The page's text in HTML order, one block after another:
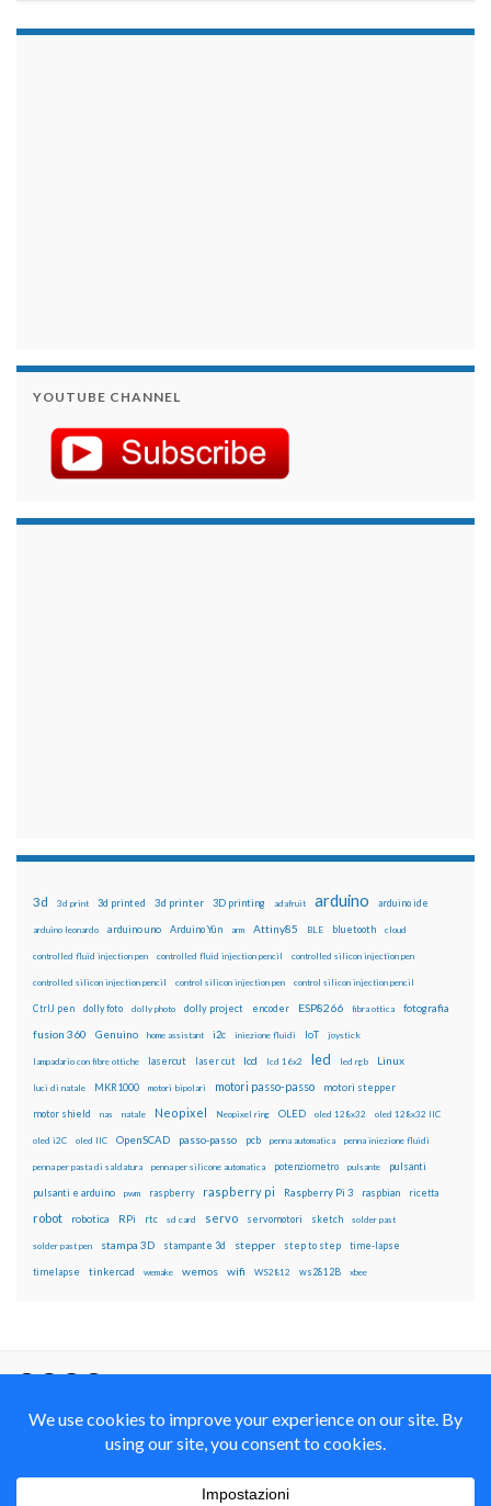
YOUTUBE CHANNEL
3d 3d print 3d printed 3d printer 3D printing adafruit arduino arduino ide
arduino leonardo arduino uno Arduino Yún arm Attiny85 BLE bluetooth cloud
controlled fluid injection pen controlled fluid injection pencil controlled silicon injection pen
controlled silicon injection pencil control silicon injection pen control silicon injection pencil
CtrlJ pen dolly foto dolly photo dolly project encoder ESP8266 fibra ottica fotografia
fusion 360 Genuino home assistant i2c iniezione fluidi IoT joystick
lampadario con fibre ottiche lasercut laser cut lcd lcd 16x2 led led rgb Linux
luci di natale MKR1000 motori bipolari motori passo-passo motori stepper
motor shield nas natale Neopixel Neopixel ring OLED oled 128x32 oled 128x32 IIC
oled i2C oled IIC OpenSCAD passo-passo pcb penna automatica penna iniezione fluidi
penna per pasta di saldatura penna per silicone automatica potenziometro pulsante pulsanti
pulsanti e arduino pwm raspberry raspberry pi Raspberry Pi 3 raspbian ricetta
robot robotica RPi rtc sd card servo servomotori sketch solder past
solder past pen stampa 3D stampante 3d stepper step to step time-lapse
timelapse tinkercad wemake wemos wifi WS2812 ws2812B xbee
Alike 4.0 International